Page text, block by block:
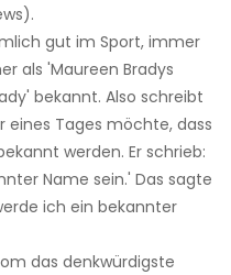
gut im Sport, immer
als 'Maureen Bradys
bekannt. Also schreibt
eines Tages möchte, dass
werden. Er schrieb:
Name sein.' Das sagte
ich ein bekannter
das denkwürdigste